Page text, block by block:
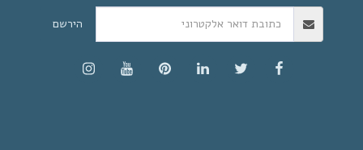
הירשם